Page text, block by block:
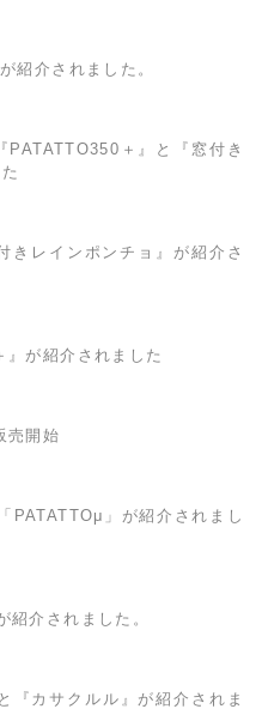
紹介されました。
＋』と『窓付き
きレインポンチョ』が紹介さ
』が紹介されました
売開始
PATATTOμ」が紹介されまし
紹介されました。
『カサクルル』が紹介されま